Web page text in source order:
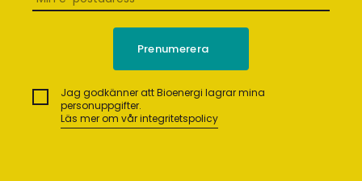
Jag godkänner att Bioenergi lagrar mina
personuppgifter.
Läs mer om vår integritetspolicy